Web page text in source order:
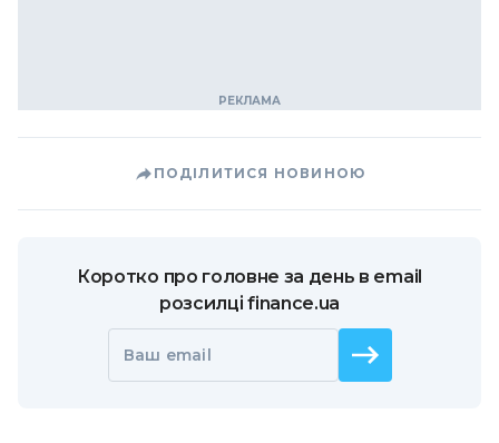
ПОДІЛИТИСЯ НОВИНОЮ
Коротко про головне за день в email
розсилці finance.ua
Ваш email